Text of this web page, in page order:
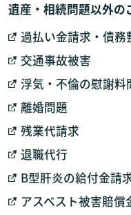
遺産・相続問題以外の
過払い金請求・債務
交通事故被害
浮気・不倫の慰謝料
離婚問題
残業代請求
退職代行
B型肝炎の給付金請
アスベスト被害賠償